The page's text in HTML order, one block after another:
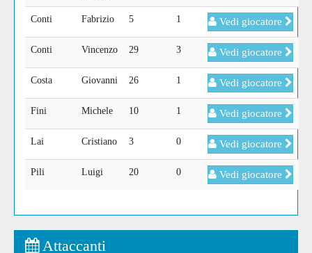
Conti Fabrizio 5 1 Vedi giocatore
Conti Vincenzo 29 3 Vedi giocatore
Costa Giovanni 26 1 Vedi giocatore
Fini Michele 10 1 Vedi giocatore
Lai Cristiano 3 0 Vedi giocatore
Pili Luigi 20 0 Vedi giocatore
Attaccanti